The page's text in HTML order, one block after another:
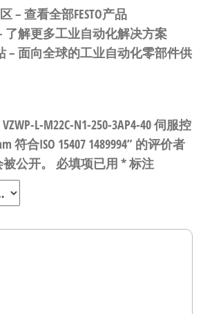
– 查看全部FESTO产品
了解更多工业自动化解决方案
– 面向全球的工业自动化零部件供
L-M22C-N1-250-3AP4-40 伺服控
符合ISO 15407 1489994” 的评价者
公开。
必填项已用 *标注